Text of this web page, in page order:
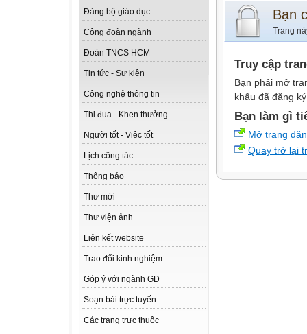
Đảng bộ giáo dục
Công đoàn ngành
Đoàn TNCS HCM
Tin tức - Sự kiện
Công nghệ thông tin
Thi đua - Khen thưởng
Người tốt - Việc tốt
Lịch công tác
Thông báo
Thư mời
Thư viện ảnh
Liên kết website
Trao đổi kinh nghiệm
Góp ý với ngành GD
Soạn bài trực tuyến
Các trang trực thuộc
Bạn
Trang
Truy cập
Bạn phải mở
khẩu đã đăng
Bạn làm gì
Mở trang
Quay trở lại